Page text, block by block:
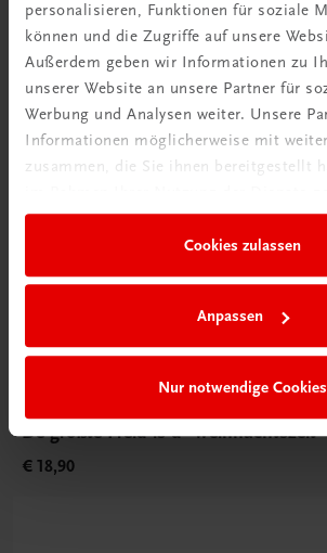
personalisieren, Funktionen für soziale
können und die Zugriffe auf unsere
Außerdem geben wir Informationen zu
unserer Website an unsere Partner für
Werbung und Analysen weiter. Unsere
Informationen möglicherweise mit
zusammen, die Sie ihnen bereitgestellt
Cookies zulassen
Anpassen
Nur notwendige Cookies
De größte Freid is d’ Weihnachtszeit
€ 18,90